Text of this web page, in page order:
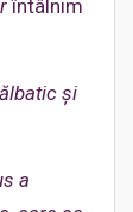
întâlnim
și
a